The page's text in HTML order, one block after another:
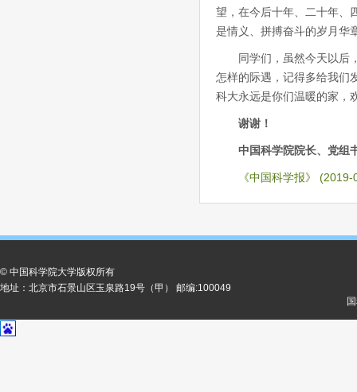
望，在今后十年、二十年、
是情义、拼搏奋斗的岁月华
同学们，虽然今天以后
怎样的际遇，记得多给我们
科大永远是你们温暖的家，
谢谢！
中国科学院院长、党组
《中国科学报》
© 中国科学院大学版权所有
地址：北京市石景山区玉泉路19号（甲） 邮编:100049